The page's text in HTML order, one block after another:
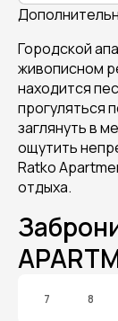
Городской
живописном
находится
прогуляться
заглянуть в
ощутить
Ratko
отдыха.
7 8